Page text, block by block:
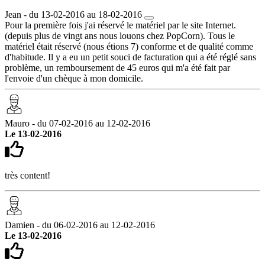
Jean - du 13-02-2016 au 18-02-2016
Pour la première fois j'ai réservé le matériel par le site Internet.
(depuis plus de vingt ans nous louons chez PopCorn). Tous le
matériel était réservé (nous étions 7) conforme et de qualité comme
d'habitude. Il y a eu un petit souci de facturation qui a été réglé sans
problème, un remboursement de 45 euros qui m'a été fait par
l'envoie d'un chèque à mon domicile.
Mauro - du 07-02-2016 au 12-02-2016
Le 13-02-2016
très content!
Damien - du 06-02-2016 au 12-02-2016
Le 13-02-2016